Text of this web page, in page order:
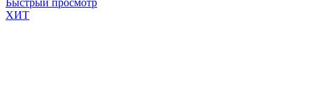
Быстрый просмотр
ХИТ